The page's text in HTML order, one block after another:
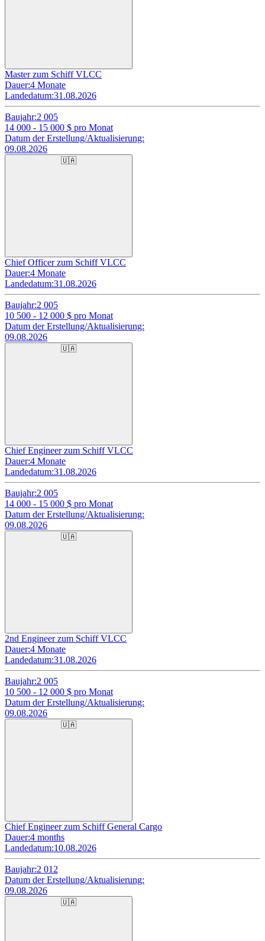
Master zum Schiff VLCC
Dauer:4 Monate
Landedatum:31.08.2026
Baujahr:2 005
14 000 - 15 000 $ pro Monat
Datum der Erstellung/Aktualisierung:
09.08.2026
🇺🇦
Chief Officer zum Schiff VLCC
Dauer:4 Monate
Landedatum:31.08.2026
Baujahr:2 005
10 500 - 12 000 $ pro Monat
Datum der Erstellung/Aktualisierung:
09.08.2026
🇺🇦
Chief Engineer zum Schiff VLCC
Dauer:4 Monate
Landedatum:31.08.2026
Baujahr:2 005
14 000 - 15 000 $ pro Monat
Datum der Erstellung/Aktualisierung:
09.08.2026
🇺🇦
2nd Engineer zum Schiff VLCC
Dauer:4 Monate
Landedatum:31.08.2026
Baujahr:2 005
10 500 - 12 000 $ pro Monat
Datum der Erstellung/Aktualisierung:
09.08.2026
🇺🇦
Chief Engineer zum Schiff General Cargo
Dauer:4 months
Landedatum:10.08.2026
Baujahr:2 012
Datum der Erstellung/Aktualisierung:
09.08.2026
🇺🇦